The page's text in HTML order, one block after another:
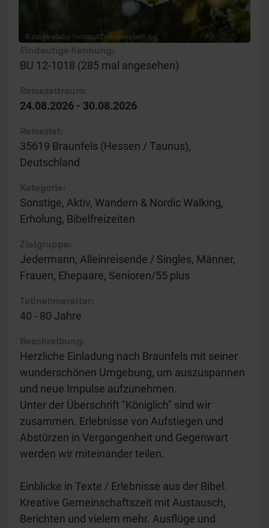
© daiga-ellaby-YnNczu62rdk-unsplash.jpg
Eindeutige Kennung:
BU 12-1018 (285 mal angesehen)
Reisezeitraum:
24.08.2026 - 30.08.2026
Reiseziel:
35619 Braunfels (Hessen / Taunus),
Deutschland
Kategorie:
Sonstige, Aktiv, Wandern & Nordic Walking,
Erholung, Bibelfreizeiten
Zielgruppe:
Jedermann, Alleinreisende / Singles, Männer,
Frauen, Ehepaare, Senioren/55 plus
Teilnehmeralter:
40 - 80 Jahre
Beschreibung:
Herzliche Einladung nach Braunfels mit seiner
wunderschönen Umgebung, um auszuspannen
und neue Impulse aufzunehmen.
Unter der Überschrift "Königlich" sind wir
zusammen. Erlebnisse von Aufstiegen und
Abstürzen in Vergangenheit und Gegenwart
werden wir miteinander teilen.
Einblicke in Texte / Erlebnisse aus der Bibel.
Kreative Gemeinschaftszeit mit Austausch,
Berichten und vielem mehr. Ausflüge und